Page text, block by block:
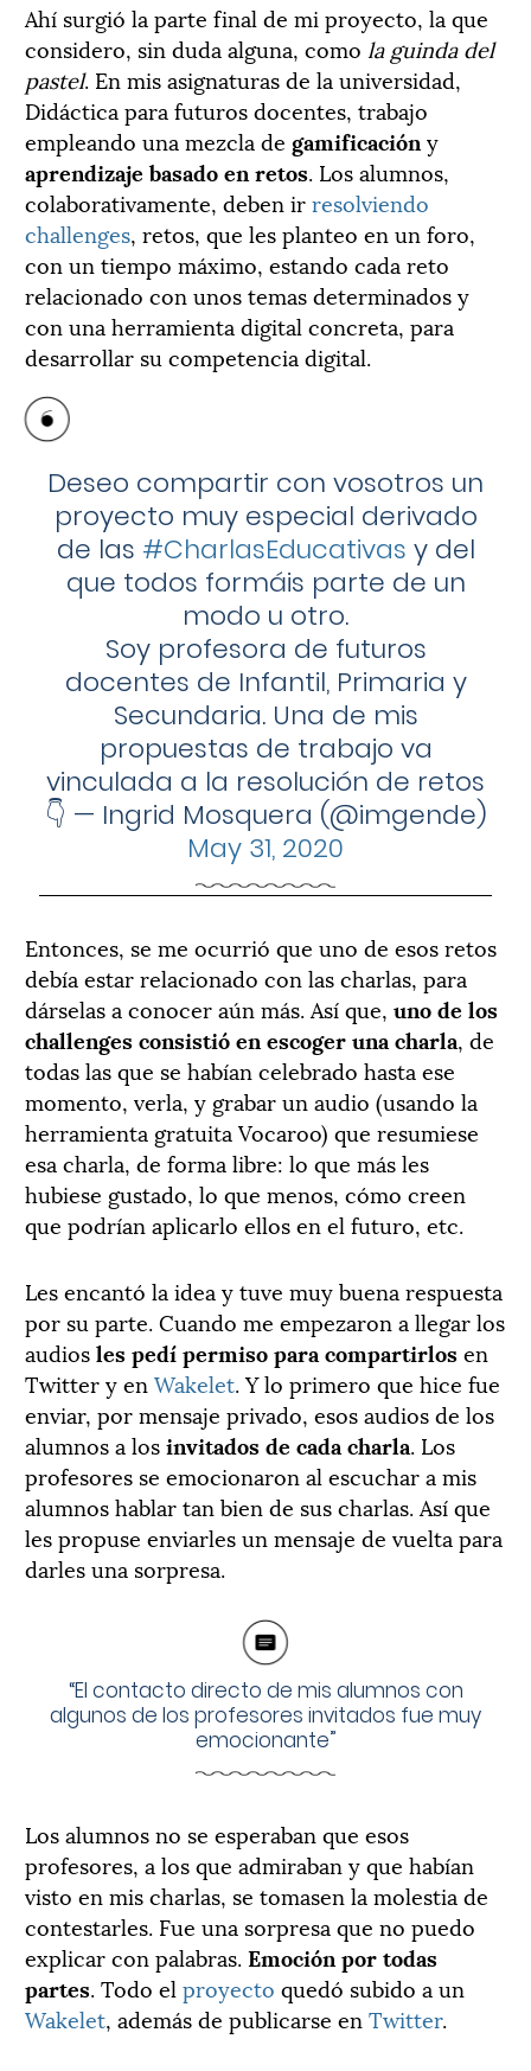
Ahí surgió la parte final de mi proyecto, la que
considero, sin duda alguna, como la guinda del
pastel. En mis asignaturas de la universidad,
Didáctica para futuros docentes, trabajo
empleando una mezcla de gamificación y
aprendizaje basado en retos. Los alumnos,
colaborativamente, deben irresolviendo
challenges, retos, que les planteo en un foro,
con un tiempo máximo, estando cada reto
relacionado con unos temas determinados y
con una herramienta digital concreta, para
desarrollar su competencia digital.
Deseo compartir con vosotros un
proyecto muy especial derivado
de las #CharlasEducativas y del
que todos formáis parte de un
modo u otro.
Soy profesora de futuros
docentes de Infantil, Primaria y
Secundaria. Una de mis
propuestas de trabajo va
vinculada a la resolución de retos
👇 — Ingrid Mosquera (@imgende)
May 31, 2020
Entonces, se me ocurrió que uno de esos retos
debía estar relacionado con las charlas, para
dárselas a conocer aún más. Así que, uno de los
challenges consistió en escoger una charla, de
todas las que se habían celebrado hasta ese
momento, verla, y grabar un audio (usando la
herramienta gratuita Vocaroo) que resumiese
esa charla, de forma libre: lo que más les
hubiese gustado, lo que menos, cómo creen
que podrían aplicarlo ellos en el futuro, etc.
Les encantó la idea y tuve muy buena respuesta
por su parte. Cuando me empezaron a llegar los
audiosles pedí permiso para compartirlosen
Twitter y en Wakelet. Y lo primero que hice fue
enviar, por mensaje privado, esos audios de los
alumnos a losinvitados de cada charla. Los
profesores se emocionaron al escuchar a mis
alumnos hablar tan bien de sus charlas. Así que
les propuse enviarles un mensaje de vuelta para
darles una sorpresa.
“El contacto directo de mis alumnos con
algunos de los profesores invitados fue muy
emocionante”
Los alumnos no se esperaban que esos
profesores, a los que admiraban y que habían
visto en mis charlas, se tomasen la molestia de
contestarles. Fue una sorpresa que no puedo
explicar con palabras.Emoción por todas
partes. Todo el proyecto quedó subido a un
Wakelet, además de publicarse en Twitter.